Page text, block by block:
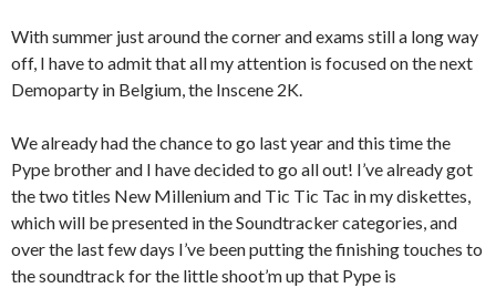
With summer just around the corner and exams still a long way
off, I have to admit that all my attention is focused on the next
Demoparty in Belgium, the Inscene 2K.
We already had the chance to go last year and this time the
Pype brother and I have decided to go all out! I’ve already got
the two titles New Millenium and Tic Tic Tac in my diskettes,
which will be presented in the Soundtracker categories, and
over the last few days I’ve been putting the finishing touches to
the soundtrack for the little shoot’m up that Pype is